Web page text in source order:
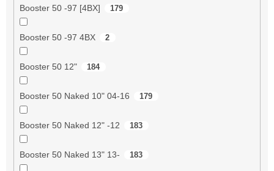
Booster 50 -97 [4BX] 179
Booster 50 -97 4BX 2
Booster 50 12" 184
Booster 50 Naked 10" 04-16 179
Booster 50 Naked 12" -12 183
Booster 50 Naked 13" 13- 183